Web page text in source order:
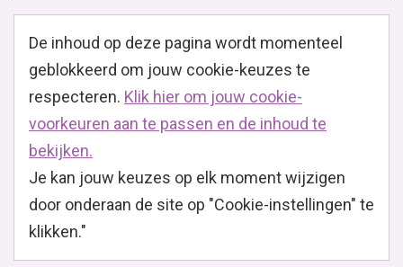
De inhoud op deze pagina wordt momenteel
geblokkeerd om jouw cookie-keuzes te
respecteren. Klik hier om jouw cookie-
voorkeuren aan te passen en de inhoud te
bekijken.
Je kan jouw keuzes op elk moment wijzigen
door onderaan de site op "Cookie-instellingen" te
klikken."